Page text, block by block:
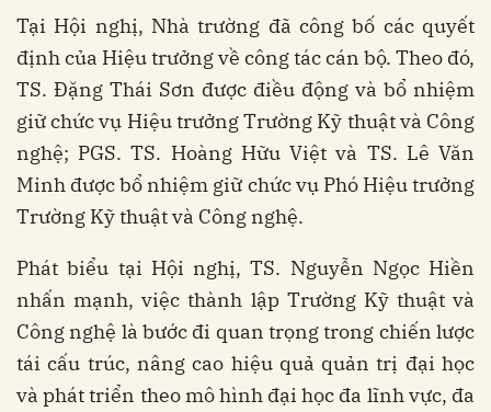
Tại Hội nghị, Nhà trường đã công bố các quyết
định của Hiệu trưởng về công tác cán bộ. Theo đó,
TS. Đặng Thái Sơn được điều động và bổ nhiệm
giữ chức vụ Hiệu trưởng Trường Kỹ thuật và Công
nghệ; PGS. TS. Hoàng Hữu Việt và TS. Lê Văn
Minh được bổ nhiệm giữ chức vụ Phó Hiệu trưởng
Trường Kỹ thuật và Công nghệ.
Phát biểu tại Hội nghị, TS. Nguyễn Ngọc Hiền
nhấn mạnh, việc thành lập Trường Kỹ thuật và
Công nghệ là bước đi quan trọng trong chiến lược
tái cấu trúc, nâng cao hiệu quả quản trị đại học
và phát triển theo mô hình đại học đa lĩnh vực, đa